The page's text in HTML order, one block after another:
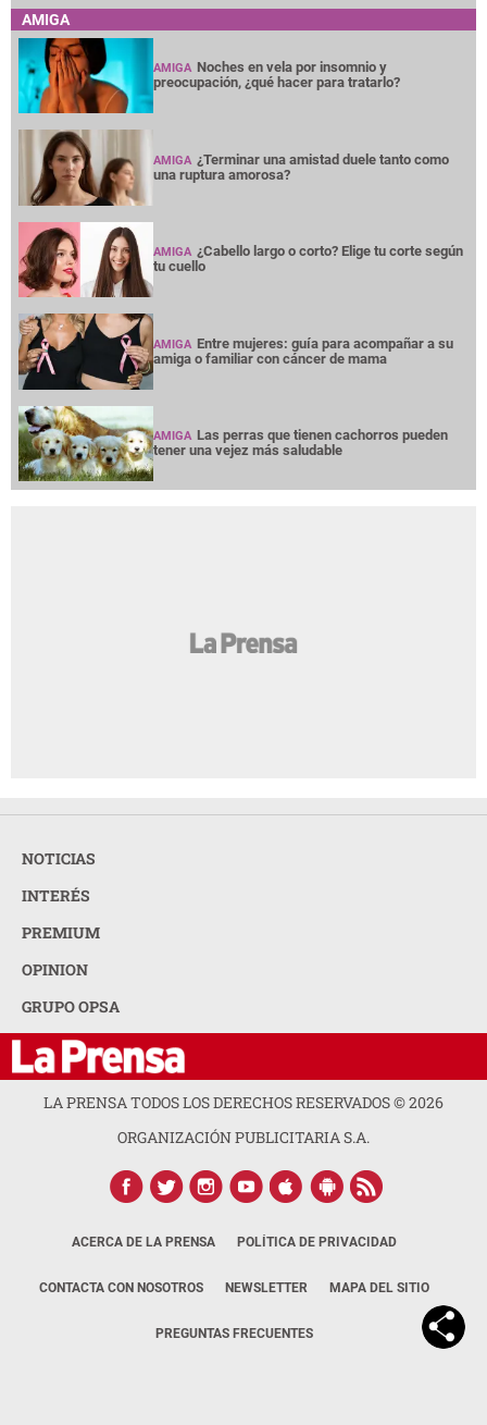
AMIGA
AMIGA Noches en vela por insomnio y
preocupación, ¿qué hacer para tratarlo?
AMIGA ¿Terminar una amistad duele tanto como
una ruptura amorosa?
AMIGA ¿Cabello largo o corto? Elige tu corte según
tu cuello
AMIGA Entre mujeres: guía para acompañar a su
amiga o familiar con cáncer de mama
AMIGA Las perras que tienen cachorros pueden
tener una vejez más saludable
NOTICIAS
INTERÉS
PREMIUM
OPINION
GRUPO OPSA
LA PRENSA TODOS LOS DERECHOS RESERVADOS ©2026
ORGANIZACIÓN PUBLICITARIA S.A.
ACERCA DE LA PRENSA POLÍTICA DE PRIVACIDAD
CONTACTA CON NOSOTROS NEWSLETTER MAPA DEL SITIO
PREGUNTAS FRECUENTES